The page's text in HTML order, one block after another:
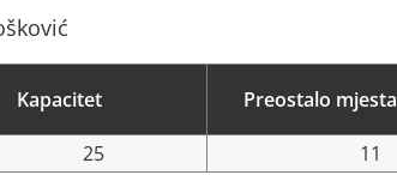
Kapacitet Preostalo mjesta
25 11